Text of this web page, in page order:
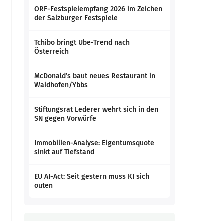
ORF-Festspielempfang 2026 im Zeichen
der Salzburger Festspiele
Tchibo bringt Ube-Trend nach
Österreich
McDonald’s baut neues Restaurant in
Waidhofen/Ybbs
Stiftungsrat Lederer wehrt sich in den
SN gegen Vorwürfe
Immobilien-Analyse: Eigentumsquote
sinkt auf Tiefstand
EU AI-Act: Seit gestern muss KI sich
outen